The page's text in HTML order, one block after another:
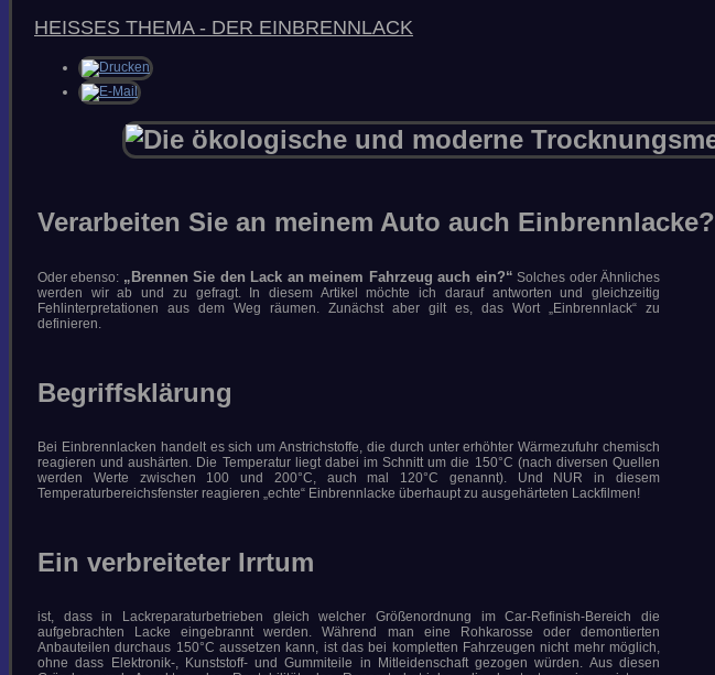
HEISSES THEMA - DER EINBRENNLACK
Verarbeiten Sie an meinem Auto auch Einbrennlacke?
Oder ebenso: „Brennen Sie den Lack an meinem Fahrzeug auch ein?“ Solches oder Ähnliches
werden wir ab und zu gefragt. In diesem Artikel möchte ich darauf antworten und gleichzeitig
Fehlinterpretationen aus dem Weg räumen. Zunächst aber gilt es, das Wort „Einbrennlack“ zu
definieren.
Begriffsklärung
Bei Einbrennlacken handelt es sich um Anstrichstoffe, die durch unter erhöhter Wärmezufuhr chemisch
reagieren und aushärten. Die Temperatur liegt dabei im Schnitt um die 150°C (nach diversen Quellen
werden Werte zwischen 100 und 200°C, auch mal 120°C genannt). Und NUR in diesem
Temperaturbereichsfenster reagieren „echte“ Einbrennlacke überhaupt zu ausgehärteten Lackfilmen!
Ein verbreiteter Irrtum
ist, dass in Lackreparaturbetrieben gleich welcher Größenordnung im Car-Refinish-Bereich die
aufgebrachten Lacke eingebrannt werden. Während man eine Rohkarosse oder demontierten
Anbauteilen durchaus 150°C aussetzen kann, ist das bei kompletten Fahrzeugen nicht mehr möglich,
ohne dass Elektronik-, Kunststoff- und Gummiteile in Mitleidenschaft gezogen würden. Aus diesen
RICHTIG SPACHTELN
KRATZER & SCHRAMMEN
POLIEREN
WARUM FARBUNTERSCHIEDE?
METAMERIE &
DEREN AKZEPTANZ Teil I-VI
CHROM AUS DER PISTOLE
GLANZVERLUST VON ROT
MATT-LACKIERUNGEN
KTM ORANGE
STORIES
INSEKTEN, VOGELKOT, HARZ
L A C K I E R F E H L E R
KONTAKT
SUCHE
IMPRESSUM/DATENSCHUTZ
*DOWNLOADS*